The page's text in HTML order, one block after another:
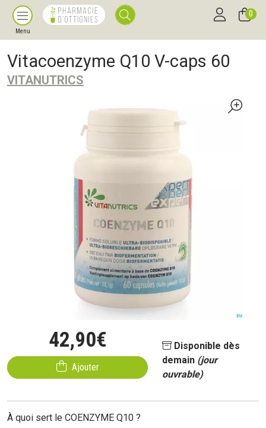
Menu
0
Vitacoenzyme Q10 V-caps 60
VITANUTRICS
42,90€
Ajouter
Disponible dès
demain (jour
ouvrable)
À quoi sert le COENZYME Q10 ?